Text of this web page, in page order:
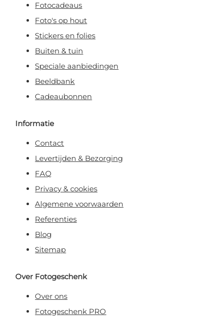
Fotocadeaus
Foto's op hout
Stickers en folies
Buiten & tuin
Speciale aanbiedingen
Beeldbank
Cadeaubonnen
Informatie
Contact
Levertijden & Bezorging
FAQ
Privacy & cookies
Algemene voorwaarden
Referenties
Blog
Sitemap
Over Fotogeschenk
Over ons
Fotogeschenk PRO